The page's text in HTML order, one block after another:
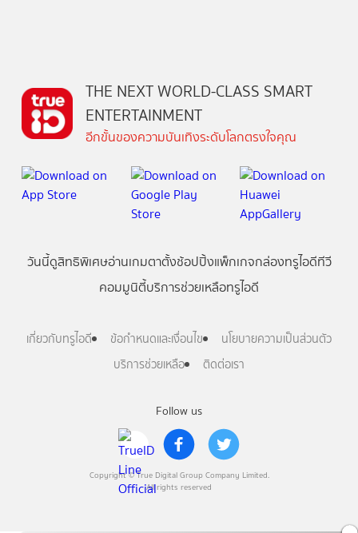
Follow us
Copyright © True Digital Group Company Limited.
All rights reserved
THE NEXT WORLD-CLASS SMART
ENTERTAINMENT
อีกขั้นของความบันเทิงระดับโลกตรงใจคุณ
วันนี้ดูสิทธิพิเศษอ่านเกมตาตั้งช้อปปิ้งแพ็กเกจกล่องทรูไอดีทีวี
คอมมูนิตี้บริการช่วยเหลือทรูไอดี
เกี่ยวกับทรูไอดี ข้อกำหนดและเงื่อนไข
นโยบายความเป็นส่วนตัว
บริการช่วยเหลือ
ติดต่อเรา